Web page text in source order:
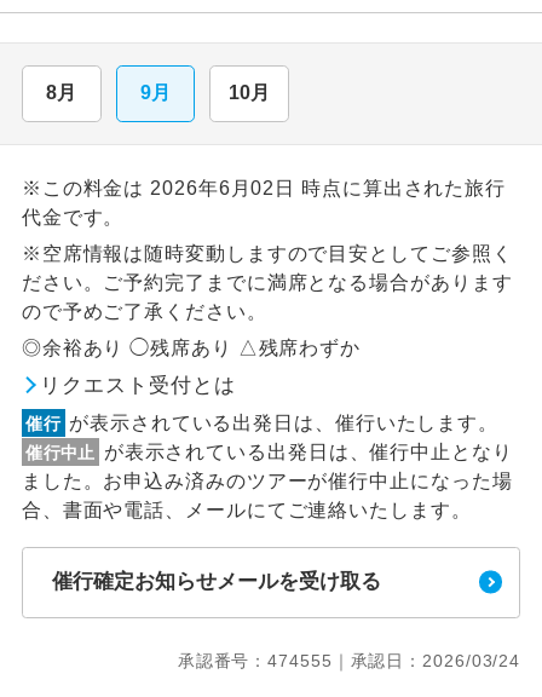
8月 9月 10月
※この料金は 2026年6月02日 時点に算出された旅行
代金です。
※空席情報は随時変動しますので目安としてご参照く
ださい。ご予約完了までに満席となる場合があります
ので予めご了承ください。
◎余裕あり ◯残席あり △残席わずか
リクエスト受付とは
催行 が表示されている出発日は、催行いたします。
催行中止
が表示されている出発日は、催行中止となり
ました。お申込み済みのツアーが催行中止になった場
合、書面や電話、メールにてご連絡いたします。
催行確定お知らせメールを受け取る
承認番号：474555｜承認日：2026/03/24